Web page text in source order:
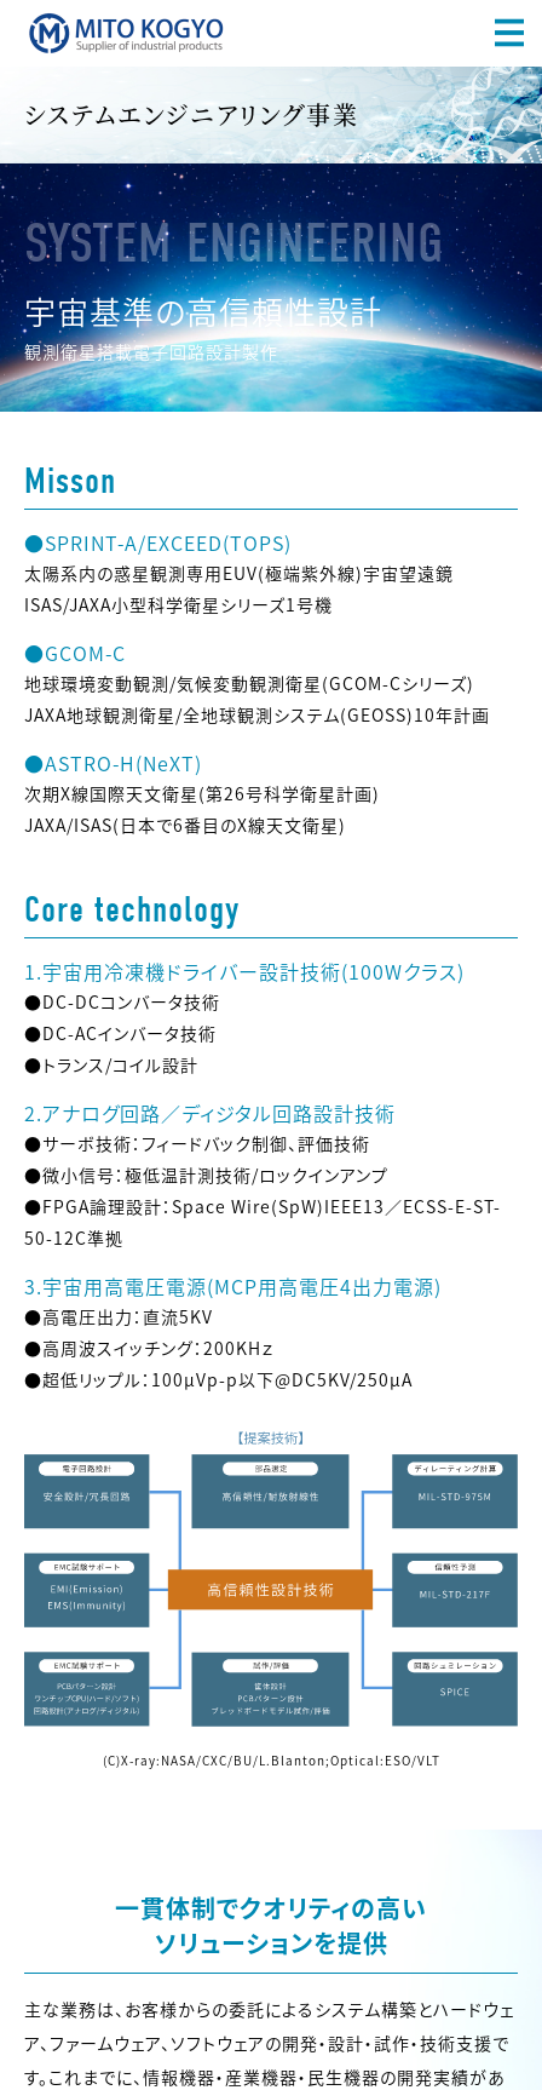
システムエンジニアリング事業
SYSTEM ENGINEERING
宇宙基準の高信頼性設計
観測衛星搭載電子回路設計製作
Misson
●SPRINT-A/EXCEED(TOPS)
太陽系内の惑星観測専用EUV(極端紫外線)宇宙望遠鏡
ISAS/JAXA小型科学衛星シリーズ1号機
●GCOM-C
地球環境変動観測/気候変動観測衛星(GCOM-Cシリーズ)
JAXA地球観測衛星/全地球観測システム(GEOSS)10年計画
●ASTRO-H(NeXT)
次期X線国際天文衛星(第26号科学衛星計画)
JAXA/ISAS(日本で6番目のX線天文衛星)
Core technology
1.宇宙用冷凍機ドライバー設計技術(100Wクラス)
●DC-DCコンバータ技術
●DC-ACインバータ技術
●トランス/コイル設計
2.アナログ回路／ディジタル回路設計技術
●サーボ技術：フィードバック制御、評価技術
●微小信号：極低温計測技術/ロックインアンプ
●FPGA論理設計：Space Wire(SpW)IEEE13／ECSS-E-ST-
50-12C準拠
3.宇宙用高電圧電源(MCP用高電圧4出力電源)
●高電圧出力：直流5KV
●高周波スイッチング：200KHｚ
●超低リップル：100μVp-p以下@DC5KV/250μA
(C)X-ray:NASA/CXC/BU/L.Blanton;Optical:ESO/VLT
一貫体制でクオリティの高い
ソリューションを提供
主な業務は、お客様からの委託によるシステム構築とハードウェ
ア、ファームウェア、ソフトウェアの開発・設計・試作・技術支援で
す。これまでに、情報機器・産業機器・民生機器の開発実績があ